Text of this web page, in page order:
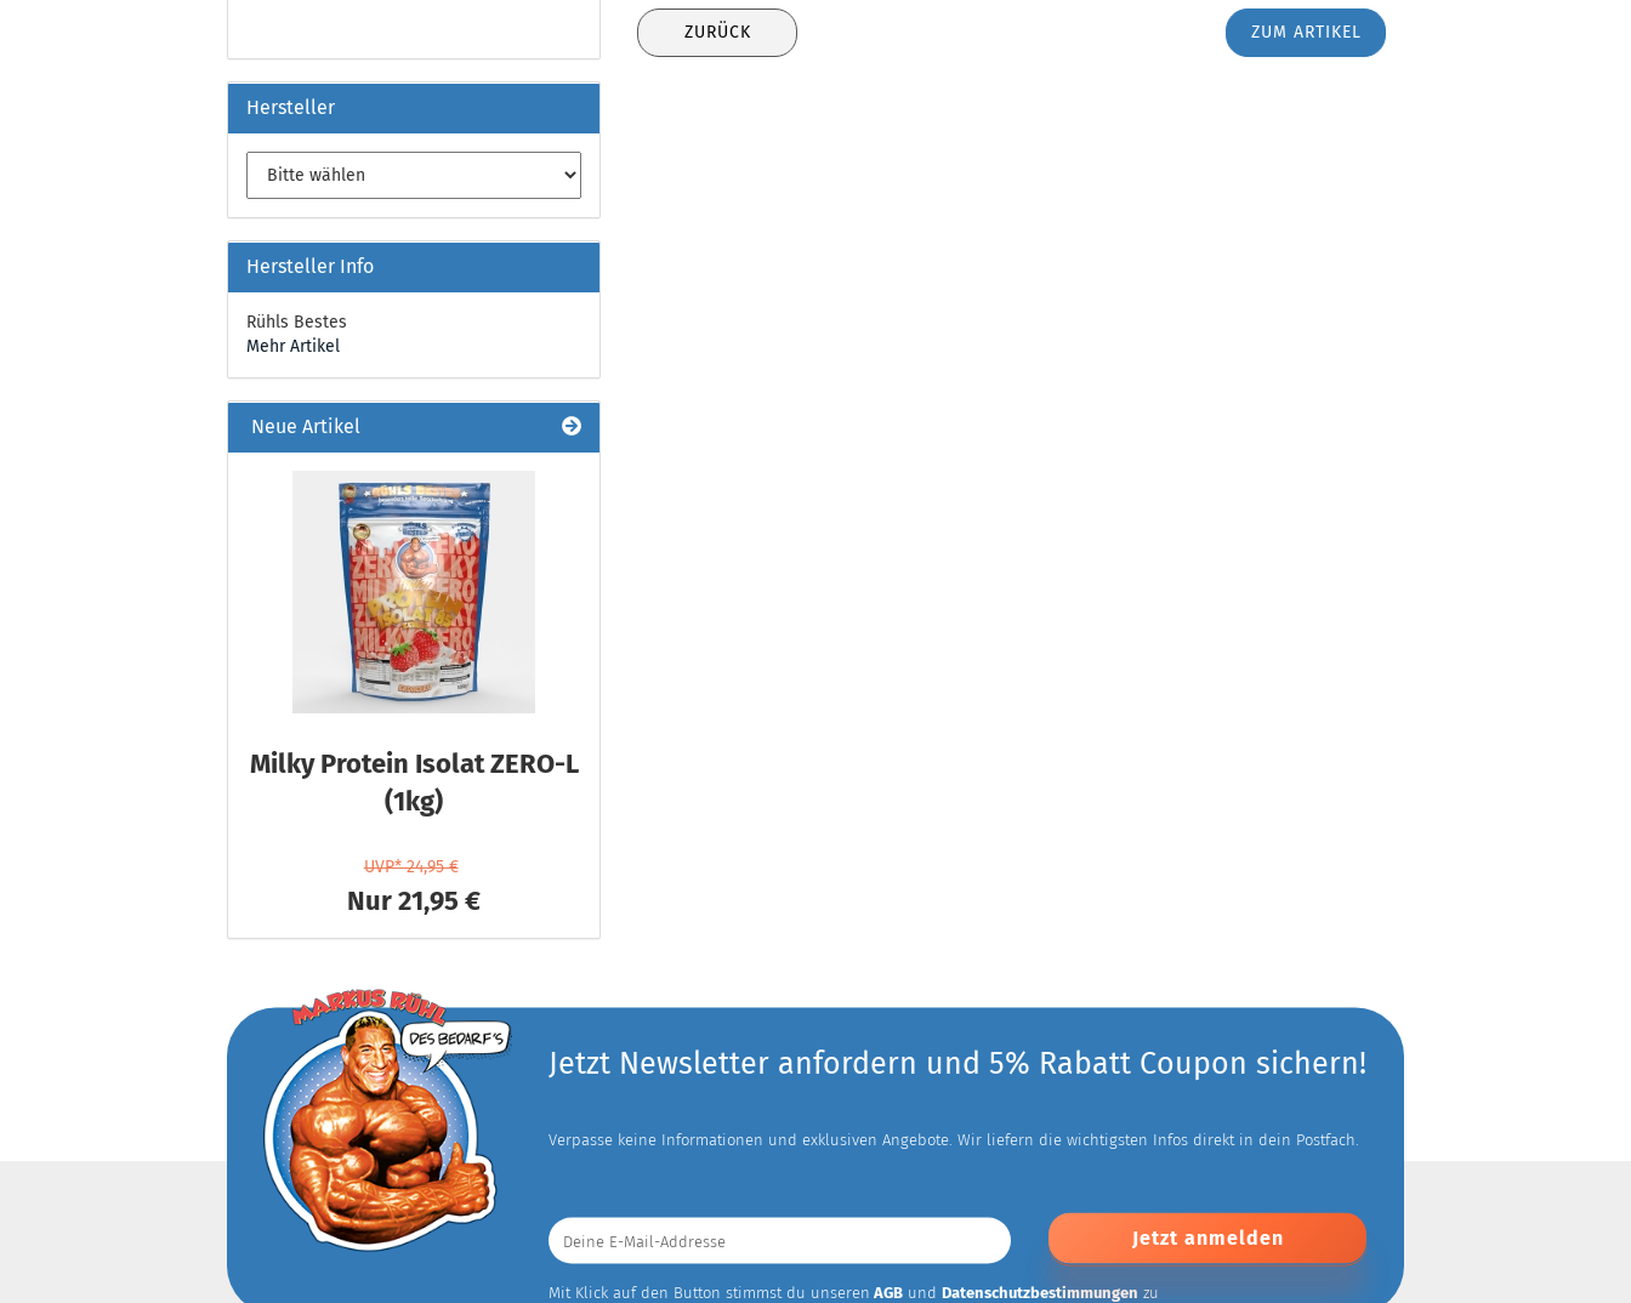
ZURÜCK ZUM ARTIKEL
Hersteller
Hersteller Info
Rühls Bestes
Mehr Artikel
Neue Artikel
Milky Protein Isolat ZERO-L
(1kg)
UVP* 24,95 €
Nur 21,95 €
Jetzt Newsletter anfordern und 5% Rabatt Coupon sichern!
Verpasse keine Informationen und exklusiven Angebote. Wir liefern die wichtigsten Infos direkt in dein Postfach.
Deine
E-
Mail-
Addresse
Mit Klick auf den Button stimmst du unseren AGB und Datenschutzbestimmungen zu